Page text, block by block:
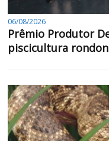
06/08/2026
Prêmio Produtor
piscicultura